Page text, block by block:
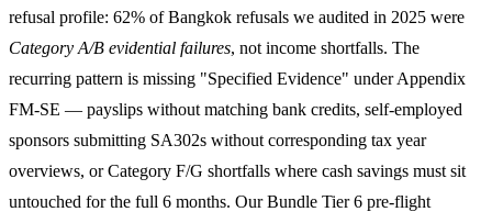
refusal profile: 62% of Bangkok refusals we audited in 2025 were
Category A/B evidential failures, not income shortfalls. The
recurring pattern is missing "Specified Evidence" under Appendix
FM-SE — payslips without matching bank credits, self-employed
sponsors submitting SA302s without corresponding tax year
overviews, or Category F/G shortfalls where cash savings must sit
untouched for the full 6 months. Our Bundle Tier 6 pre-flight